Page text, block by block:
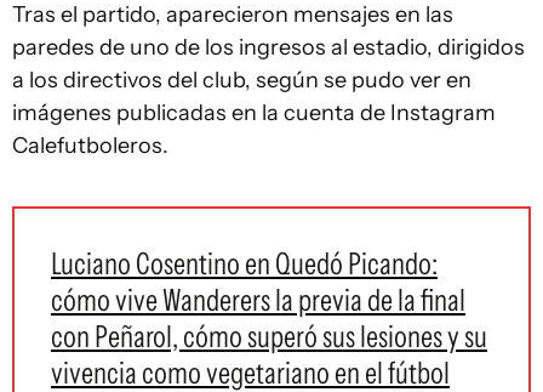
Tras el partido, aparecieron mensajes en las
paredes de uno de los ingresos al estadio, dirigidos
a los directivos del club, según se pudo ver en
imágenes publicadas en la cuenta de Instagram
Calefutboleros.
Luciano Cosentino en Quedó Picando:
cómo vive Wanderers la previa de la final
con Peñarol, cómo superó sus lesiones y su
vivencia como vegetariano en el fútbol